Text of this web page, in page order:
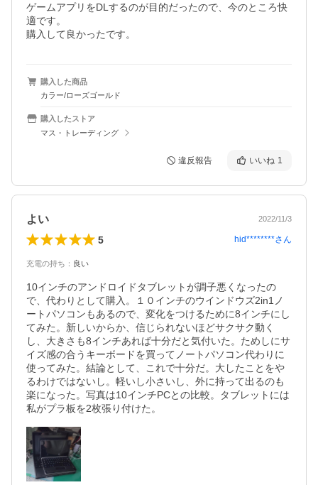
ゲームアプリをDLするのが目的だったので、今のところ快
適です。
購入して良かったです。
購入した商品
カラー/ローズゴールド
購入したストア
マス・トレーディング
違反報告 いいね 1
よい 2022/11/3
5 hid********さん
充電の持ち ： 良い
10インチのアンドロイドタブレットが調子悪くなったの
で、代わりとして購入。１０インチのウインドウズ2in1ノ
ートパソコンもあるので、変化をつけるために8インチにし
てみた。新しいからか、信じられないほどサクサク動く
し、大きさも8インチあれば十分だと気付いた。ためしにサ
イズ感の合うキーボードを買ってノートパソコン代わりに
使ってみた。結論として、これで十分だ。大したことをや
るわけではないし。軽いし小さいし、外に持って出るのも
楽になった。写真は10インチPCとの比較。タブレットには
私がプラ板を2枚張り付けた。